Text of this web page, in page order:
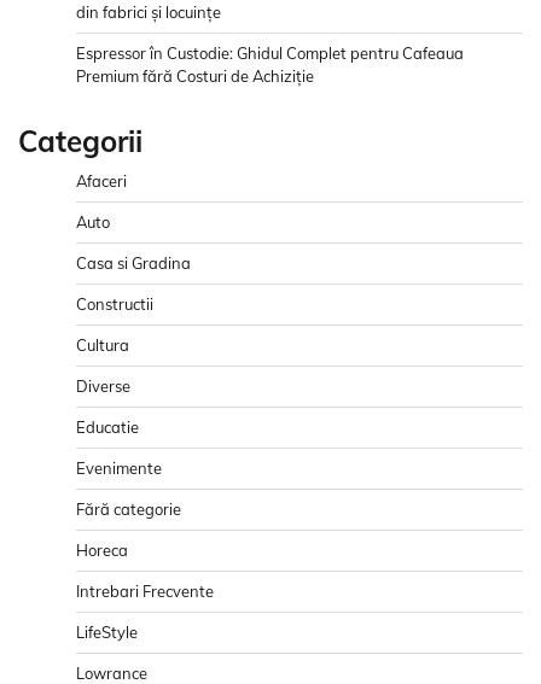
din fabrici și locuințe
Espressor în Custodie: Ghidul Complet pentru Cafeaua
Premium fără Costuri de Achiziție
Categorii
Afaceri
Auto
Casa si Gradina
Constructii
Cultura
Diverse
Educatie
Evenimente
Fără categorie
Horeca
Intrebari Frecvente
LifeStyle
Lowrance